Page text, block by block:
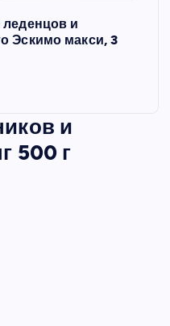
и
Эскимо макси, 3
и
500 г